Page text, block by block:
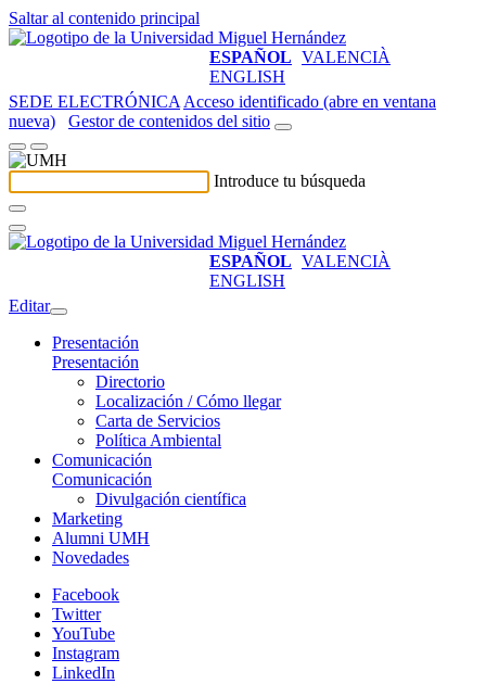
Saltar al contenido principal
ESPAÑOL VALENCIÀ
ENGLISH
SEDE ELECTRÓNICA Acceso identificado (abre en ventana
nueva)
Gestor de contenidos del sitio
Introduce tu búsqueda
ESPAÑOL VALENCIÀ
ENGLISH
Editar
Presentación
Presentación
Directorio
Localización / Cómo llegar
Carta de Servicios
Política Ambiental
Comunicación
Comunicación
Divulgación científica
Marketing
Alumni UMH
Novedades
Facebook
Twitter
YouTube
Instagram
LinkedIn